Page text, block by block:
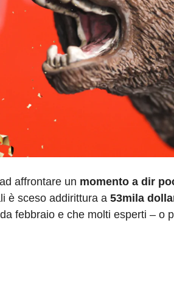
affrontare un momento a dir
è sceso addirittura a 53mila
febbraio e che molti esperti – o